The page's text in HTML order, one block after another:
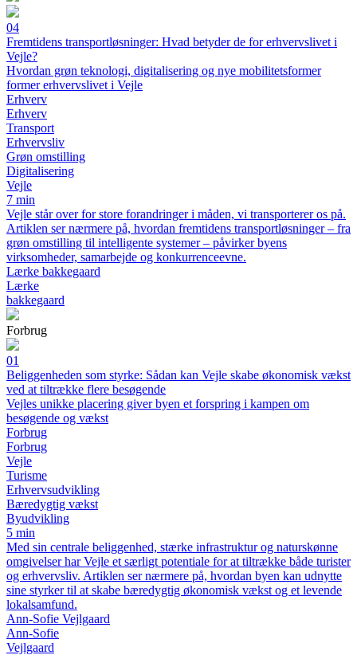
04
Fremtidens transportløsninger: Hvad betyder de for erhvervslivet i
Vejle?
Hvordan grøn teknologi, digitalisering og nye mobilitetsformer
former erhvervslivet i Vejle
Erhverv
Erhverv
Transport
Erhvervsliv
Grøn omstilling
Digitalisering
Vejle
7 min
Vejle står over for store forandringer i måden, vi transporterer os på.
Artiklen ser nærmere på, hvordan fremtidens transportløsninger – fra
grøn omstilling til intelligente systemer – påvirker byens
virksomheder, samarbejde og konkurrenceevne.
Lærke bakkegaard
Lærke
bakkegaard
Forbrug
01
Beliggenheden som styrke: Sådan kan Vejle skabe økonomisk vækst
ved at tiltrække flere besøgende
Vejles unikke placering giver byen et forspring i kampen om
besøgende og vækst
Forbrug
Forbrug
Vejle
Turisme
Erhvervsudvikling
Bæredygtig vækst
Byudvikling
5 min
Med sin centrale beliggenhed, stærke infrastruktur og naturskønne
omgivelser har Vejle et særligt potentiale for at tiltrække både turister
og erhvervsliv. Artiklen ser nærmere på, hvordan byen kan udnytte
sine styrker til at skabe bæredygtig økonomisk vækst og et levende
lokalsamfund.
Ann-Sofie Vejlgaard
Ann-Sofie
Vejlgaard